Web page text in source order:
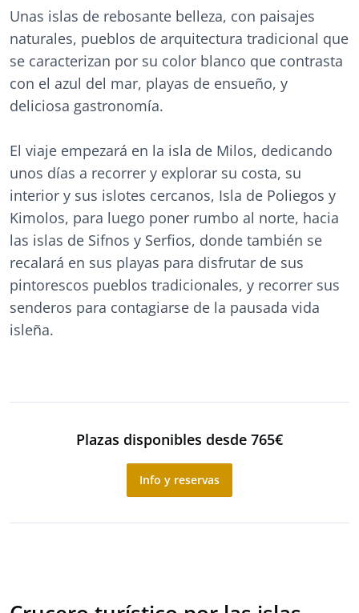
Unas islas de rebosante belleza, con paisajes
naturales, pueblos de arquitectura tradicional que
se caracterizan por su color blanco que contrasta
con el azul del mar, playas de ensueño, y
deliciosa gastronomía.
El viaje empezará en la isla de Milos, dedicando
unos días a recorrer y explorar su costa, su
interior y sus islotes cercanos, Isla de Poliegos y
Kimolos, para luego poner rumbo al norte, hacia
las islas de Sifnos y Serfios, donde también se
recalará en sus playas para disfrutar de sus
pintorescos pueblos tradicionales, y recorrer sus
senderos para contagiarse de la pausada vida
isleña.
Plazas disponibles desde 765€
Info y reservas